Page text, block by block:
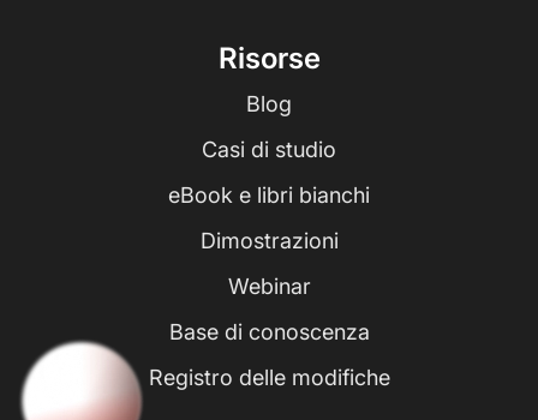
Risorse
Blog
Casi di studio
eBook e libri bianchi
Dimostrazioni
Webinar
Base di conoscenza
Registro delle modifiche